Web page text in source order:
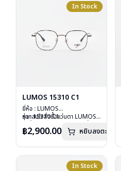
In Stock
LUMOS 15310 C1
ยี่ห้อ : LUMOS
รุ่น : 15310 C1
เลนส์ : Demo Lens
น้ำหนัก : 16 กรัม
อุปกรณ์ : กล่องแว่น , ผ้าเช็ดแว่น
หากสนใจสั่งชื้อแว่นตา LUMOS
ลงไว้กรุณาติดต่อเราคลิก
฿2,900.00 หยิบลงตะกร้า
In Stock